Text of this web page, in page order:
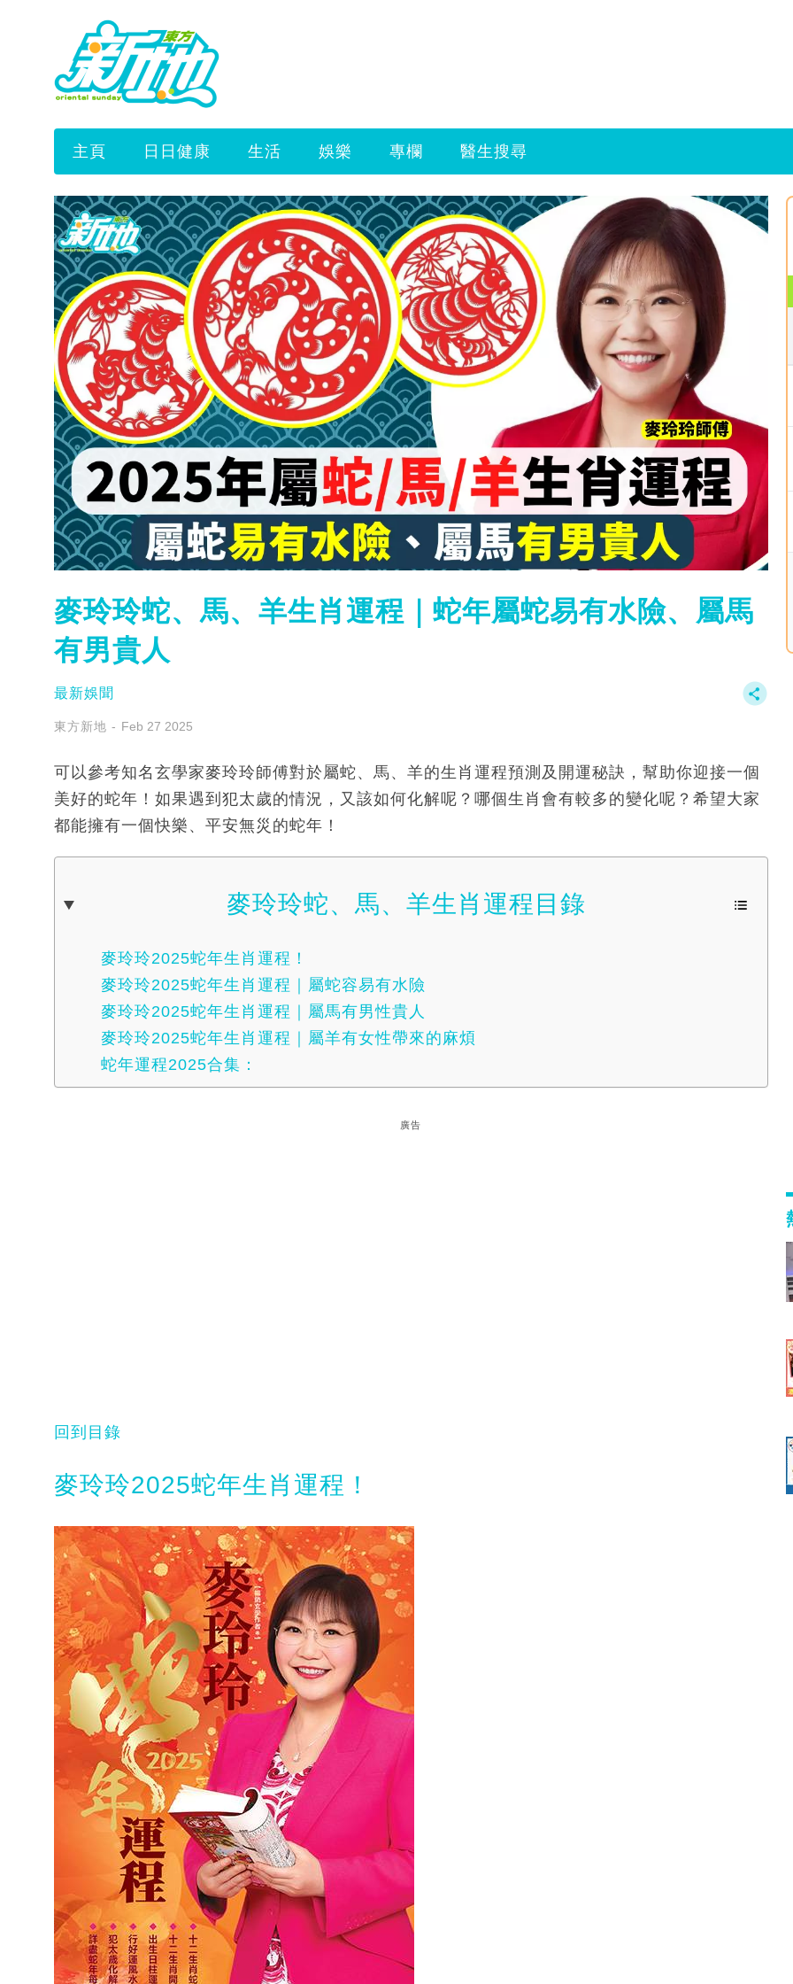
主頁 日日健康 生活 娛樂 專欄 醫生搜尋
麥玲玲蛇、馬、羊生肖運程｜蛇年屬蛇易有水險、屬馬
有男貴人
最新娛聞
東方新地 Feb 27 2025
可以參考知名玄學家麥玲玲師傅對於屬蛇、馬、羊的生肖運程預測及開運秘訣，幫助你迎接一個
美好的蛇年！如果遇到犯太歲的情況，又該如何化解呢？哪個生肖會有較多的變化呢？希望大家
都能擁有一個快樂、平安無災的蛇年！
麥玲玲蛇、馬、羊生肖運程目錄
麥玲玲2025蛇年生肖運程！
麥玲玲2025蛇年生肖運程｜屬蛇容易有水險
麥玲玲2025蛇年生肖運程｜屬馬有男性貴人
麥玲玲2025蛇年生肖運程｜屬羊有女性帶來的麻煩
蛇年運程2025合集：
廣告
回到目錄
麥玲玲2025蛇年生肖運程！